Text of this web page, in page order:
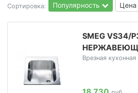
Сортировка: Популярность Цена
SMEG VS34/
Врезная